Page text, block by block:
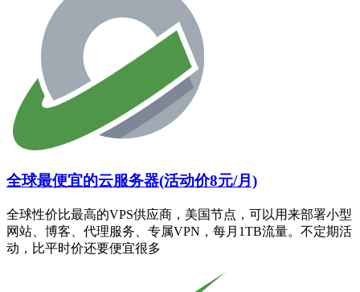
全球最便宜的云服务器(活动价8元/月)
全球性价比最高的VPS供应商，美国节点，可以用来部署小型
网站、博客、代理服务、专属VPN，每月1TB流量。不定期活
动，比平时价还要便宜很多